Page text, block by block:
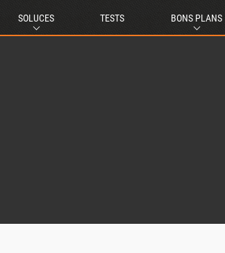
SOLUCES TESTS BONS PLANS